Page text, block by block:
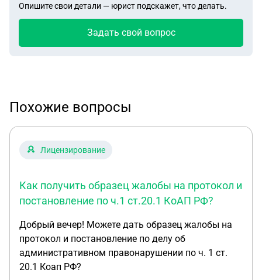
Опишите свои детали — юрист подскажет, что делать.
Задать свой вопрос
Похожие вопросы
Лицензирование
Как получить образец жалобы на протокол и
постановление по ч.1 ст.20.1 КоАП РФ?
Добрый вечер! Можете дать образец жалобы на
протокол и постановление по делу об
административном правонарушении по ч. 1 ст.
20.1 Коап РФ?